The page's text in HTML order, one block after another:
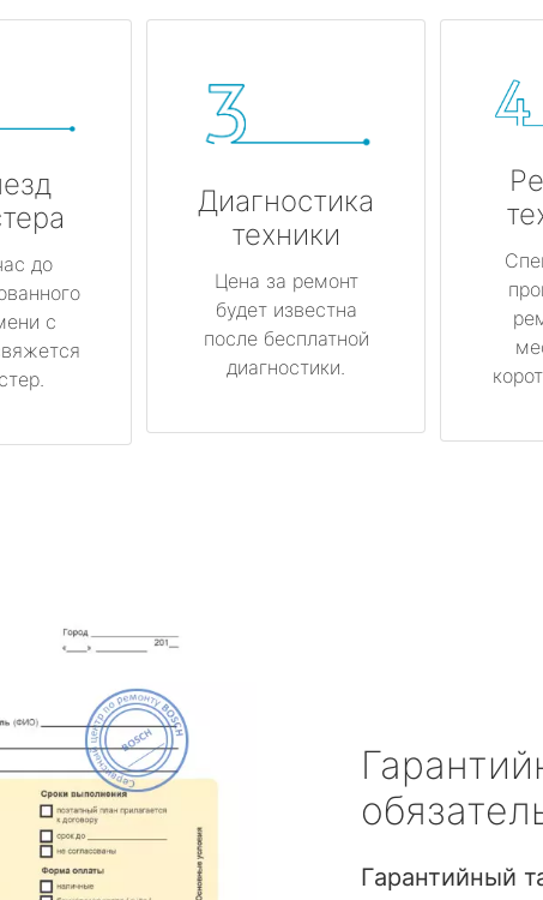
до
с
Диагностика
техники
Цена за ремонт
будет известна
после бесплатной
диагностики.
Гарантийный